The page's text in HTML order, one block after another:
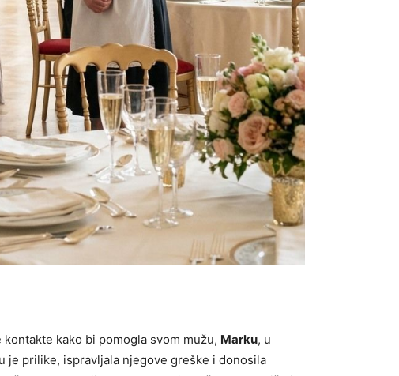
kako bi pomogla svom mužu, Marku, u
je prilike, ispravljala njegove greške i donosila